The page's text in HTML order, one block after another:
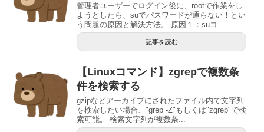
管理者ユーザーでログイン後に、rootで作業をし
ようとしたら、suでパスワードが通らない！とい
う問題の原因と解決方法。 原因１：suコ...
記事を読む
【Linuxコマンド】zgrepで複数条
件を検索する
gzipなどアーカイブにされたファイル内で文字列
を検索したい場合、"grep -Z"もしくは"zgrep"で検
索可能。 検索文字列が複数条...